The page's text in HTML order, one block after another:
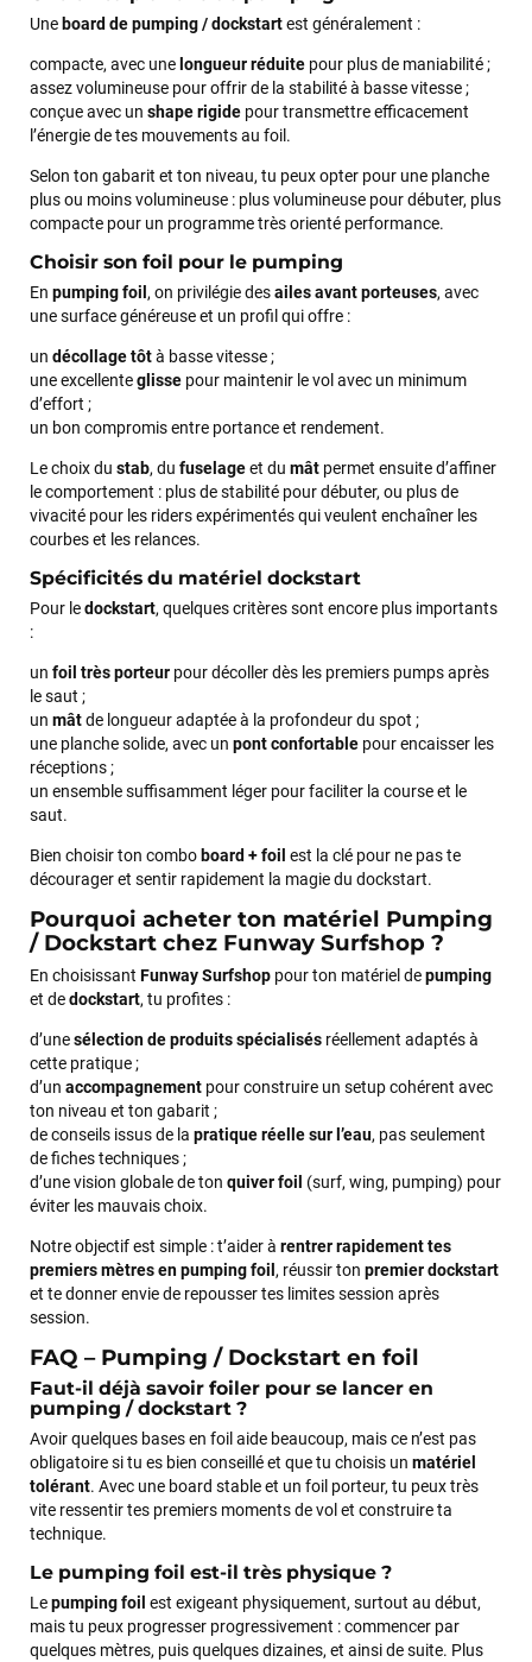
Une board de pumping / dockstartest généralement :
compacte, avec une longueur réduite pour plus de maniabilité ;
assez volumineuse pour offrir de la stabilité à basse vitesse ;
conçue avec un shape rigide pour transmettre efficacement
l’énergie de tes mouvements au foil.
Selon ton gabarit et ton niveau, tu peux opter pour une planche
plus ou moins volumineuse : plus volumineuse pour débuter, plus
compacte pour un programme très orienté performance.
Choisir son foil pour le pumping
En pumping foil , on privilégie desailes avant porteuses, avec
une surface généreuse et un profil qui offre :
un décollage tôtà basse vitesse ;
une excellenteglisse pour maintenir le vol avec un minimum
d’effort ;
un bon compromis entre portance et rendement.
Le choix du stab, du fuselageet du mât permet ensuite d’affiner
le comportement : plus de stabilité pour débuter, ou plus de
vivacité pour les riders expérimentés qui veulent enchaîner les
courbes et les relances.
Spécificités du matériel dockstart
Pour ledockstart, quelques critères sont encore plus importants
:
un foil très porteur pour décoller dès les premiers pumps après
le saut ;
un mâtde longueur adaptée à la profondeur du spot ;
une planche solide, avec un pont confortable pour encaisser les
réceptions ;
un ensemble suffisamment léger pour faciliter la course et le
saut.
Bien choisir ton combo board + foil est la clé pour ne pas te
décourager et sentir rapidement la magie du dockstart.
Pourquoi acheter ton matériel Pumping
/ Dockstart chez Funway Surfshop ?
En choisissant Funway Surfshop pour ton matériel depumping
et dedockstart, tu profites :
d’unesélection de produits spécialisés réellement adaptés à
cette pratique ;
d’un accompagnement pour construire un setup cohérent avec
ton niveau et ton gabarit ;
de conseils issus de la pratique réelle sur l’eau, pas seulement
de fiches techniques ;
d’une vision globale de ton quiver foil (surf, wing, pumping) pour
éviter les mauvais choix.
Notre objectif est simple : t’aider à rentrer rapidement tes
premiers mètres en pumping foil , réussir ton premier dockstart
et te donner envie de repousser tes limites session après
session.
FAQ – Pumping / Dockstart en foil
Faut-il déjà savoir foiler pour se lancer en
pumping / dockstart ?
Avoir quelques bases en foil aide beaucoup, mais ce n’est pas
obligatoire si tu es bien conseillé et que tu choisis un matériel
tolérant. Avec une board stable et un foil porteur, tu peux très
vite ressentir tes premiers moments de vol et construire ta
technique.
Le pumping foil est-il très physique ?
Lepumping foil est exigeant physiquement, surtout au début,
mais tu peux progresser progressivement : commencer par
quelques mètres, puis quelques dizaines, et ainsi de suite. Plus
Maronui RICHMOND
il y a 3 mois
J'ai acheté une voile d'occasion depuis Tahiti. Super service.
L'envoi a été rapide. La voile est arrivée en super état.
Mauruuru roa.
VOIR TOUS LES AVIS
LAISSER UN AVIS